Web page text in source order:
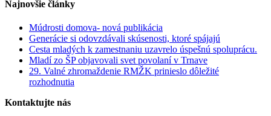
Najnovšie články
Múdrosti domova- nová publikácia
Generácie si odovzdávali skúsenosti, ktoré spájajú
Cesta mladých k zamestnaniu uzavrelo úspešnú spoluprácu.
Mladí zo ŠP objavovali svet povolaní v Trnave
29. Valné zhromaždenie RMŽK prinieslo dôležité
rozhodnutia
Kontaktujte nás